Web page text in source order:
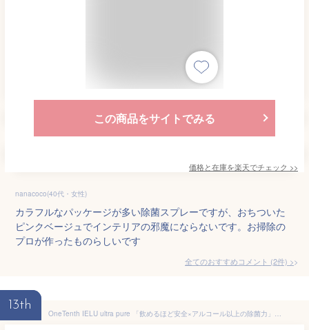
この商品をサイトでみる
価格と在庫を楽天でチェック >>
nanacoco(40代・女性)
カラフルなパッケージが多い除菌スプレーですが、おちついた
ピンクベージュでインテリアの邪魔にならないです。お掃除の
プロが作ったものらしいです
全てのおすすめコメント (2件) >
13th
OneTenth IELU ultra pure 「飲めるほど安全×アルコール以上の除菌力」除菌スプレー トリガースプレータイプ 300ml 1本